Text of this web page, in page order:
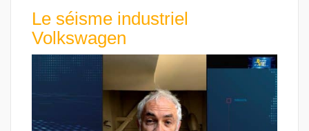
Le séisme industriel
Volkswagen